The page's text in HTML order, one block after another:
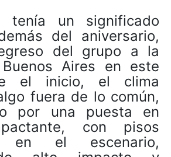
tenía un significado
del aniversario,
del grupo a la
Aires en este
el inicio, el clima
fuera de lo común,
por una puesta en
con pisos
en el escenario,